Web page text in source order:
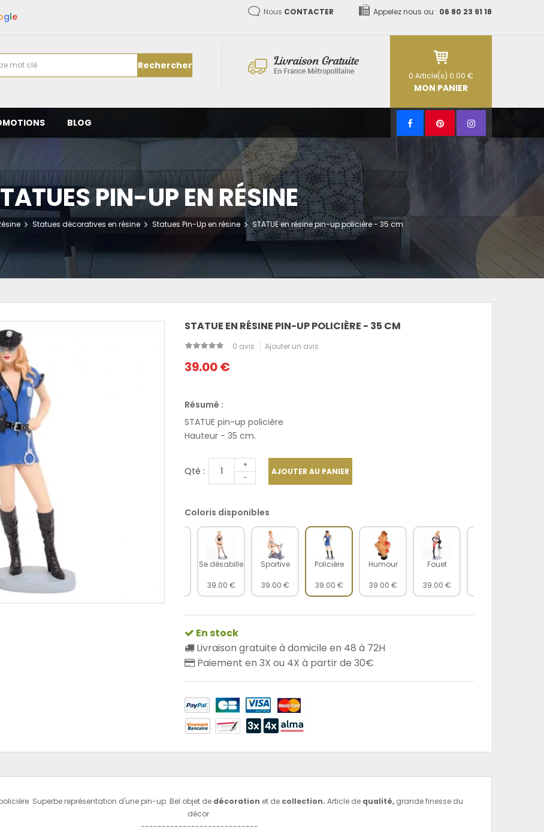
gle Nous CONTACTER Appelez nous au : 06 80 23 91 18
Rechercher
0 Article(s) 0.00 €
MON PANIER
BLOG
PIN-UP EN RÉSINE
Statues décoratives en résine Statues Pin-Up en résine STATUE en résine pin-up policière - 35 cm
STATUE EN RÉSINE PIN-UP POLICIÈRE - 35 CM
0 avis Ajouter un avis
39.00 €
Résumé :
STATUE pin-up policière
Hauteur - 35 cm.
Qté :
+
-
AJOUTER AU PANIER
Coloris disponibles
Se désabille
39.00 €
Sportive
39.00 €
Policière
39.00 €
Humour
39.00 €
Fouet
39.00 €
En stock
Livraison gratuite à domicile en 48 à 72H
Paiement en 3X ou 4X à partir de 30€
Superbe représentation d'une pin-up. Bel objet de décoration et de collection. Article de qualité,grande finesse du
décor.
----------------------------